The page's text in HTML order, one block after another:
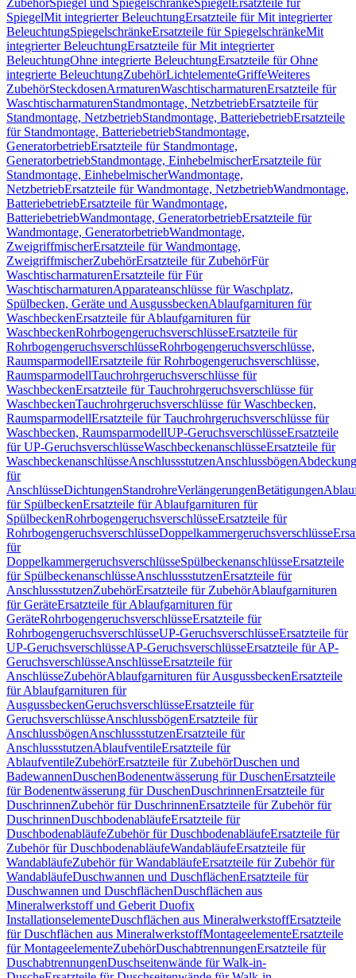
ZubehörSpiegel und SpiegelschränkeSpiegel Ersatzteile für
SpiegelMit integrierter BeleuchtungErsatzteile für Mit integrierter
BeleuchtungSpiegelschränkeErsatzteile für SpiegelschränkeMit
integrierter BeleuchtungErsatzteile für Mit integrierter
BeleuchtungOhne integrierte BeleuchtungErsatzteile für Ohne
integrierte BeleuchtungZubehörLichtelementeGriffeWeiteres
ZubehörSteckdosenArmaturenWaschtischarmaturenErsatzteile für
WaschtischarmaturenStandmontage, NetzbetriebErsatzteile für
Standmontage, NetzbetriebStandmontage, BatteriebetriebErsatzteile
für Standmontage, BatteriebetriebStandmontage,
GeneratorbetriebErsatzteile für Standmontage,
GeneratorbetriebStandmontage, EinhebelmischerErsatzteile für
Standmontage, EinhebelmischerWandmontage,
NetzbetriebErsatzteile für Wandmontage, NetzbetriebWandmontage,
BatteriebetriebErsatzteile für Wandmontage,
BatteriebetriebWandmontage, GeneratorbetriebErsatzteile für
Wandmontage, GeneratorbetriebWandmontage,
ZweigriffmischerErsatzteile für Wandmontage,
ZweigriffmischerZubehörErsatzteile für ZubehörFür
WaschtischarmaturenErsatzteile für Für
WaschtischarmaturenApparateanschlüsse für Waschplatz,
Spülbecken, Geräte und AusgussbeckenAblaufgarnituren für
WaschbeckenErsatzteile für Ablaufgarnituren für
WaschbeckenRohrbogengeruchsverschlüsseErsatzteile für
RohrbogengeruchsverschlüsseRohrbogengeruchsverschlüsse,
RaumsparmodellErsatzteile für Rohrbogengeruchsverschlüsse,
RaumsparmodellTauchrohrgeruchsverschlüsse für
WaschbeckenErsatzteile für Tauchrohrgeruchsverschlüsse für
WaschbeckenTauchrohrgeruchsverschlüsse für Waschbecken,
RaumsparmodellErsatzteile für Tauchrohrgeruchsverschlüsse für
Waschbecken, RaumsparmodellUP-GeruchsverschlüsseErsatzteile
für UP-GeruchsverschlüsseWaschbeckenanschlüsseErsatzteile für
WaschbeckenanschlüsseAnschlussstutzenAnschlussbögen
für
AnschlüsseDichtungenStandrohreVerlängerungenBetätigungen
für SpülbeckenErsatzteile für Ablaufgarnituren für
SpülbeckenRohrbogengeruchsverschlüsseErsatzteile für
RohrbogengeruchsverschlüsseDoppelkammergeruchsverschlüsse
für
DoppelkammergeruchsverschlüsseSpülbeckenanschlüsseErsatzteile
für SpülbeckenanschlüsseAnschlussstutzenErsatzteile für
AnschlussstutzenZubehörErsatzteile für ZubehörAblaufgarnituren
für GeräteErsatzteile für Ablaufgarnituren für
GeräteRohrbogengeruchsverschlüsseErsatzteile für
RohrbogengeruchsverschlüsseUP-GeruchsverschlüsseErsatzteile für
UP-GeruchsverschlüsseAP-GeruchsverschlüsseErsatzteile für AP-
GeruchsverschlüsseAnschlüsseErsatzteile für
AnschlüsseZubehörAblaufgarnituren für AusgussbeckenErsatzteile
für Ablaufgarnituren für
AusgussbeckenGeruchsverschlüsseErsatzteile für
GeruchsverschlüsseAnschlussbögenErsatzteile für
AnschlussbögenAnschlussstutzenErsatzteile für
AnschlussstutzenAblaufventileErsatzteile für
AblaufventileZubehörErsatzteile für ZubehörDuschen und
BadewannenDuschenBodenentwässerung für DuschenErsatzteile
für Bodenentwässerung für DuschenDuschrinnenErsatzteile für
DuschrinnenZubehör für DuschrinnenErsatzteile für Zubehör für
DuschrinnenDuschbodenabläufeErsatzteile für
DuschbodenabläufeZubehör für DuschbodenabläufeErsatzteile für
Zubehör für DuschbodenabläufeWandabläufeErsatzteile für
WandabläufeZubehör für WandabläufeErsatzteile für Zubehör für
WandabläufeDuschwannen und DuschflächenErsatzteile für
Duschwannen und DuschflächenDuschflächen aus
Mineralwerkstoff und Geberit Duofix
InstallationselementeDuschflächen aus MineralwerkstoffErsatzteile
für Duschflächen aus MineralwerkstoffMontageelementeErsatzteile
für MontageelementeZubehörDuschabtrennungenErsatzteile für
DuschabtrennungenDuschseitenwände für Walk-in-